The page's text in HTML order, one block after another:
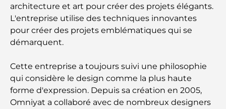
Les îles incontournables d'Abu Dhabi à découvrir
Abou Dhabi
Les meilleures voitures électriques de luxe :
redéfinir la conduite moderne
architecture et art pour créer des projets élégants.
L'entreprise utilise des techniques innovantes
pour créer des projets emblématiques qui se
démarquent.
Cette entreprise a toujours suivi une philosophie
qui considère le design comme la plus haute
forme d'expression. Depuis sa création en 2005,
Omniyat a collaboré avec de nombreux designers